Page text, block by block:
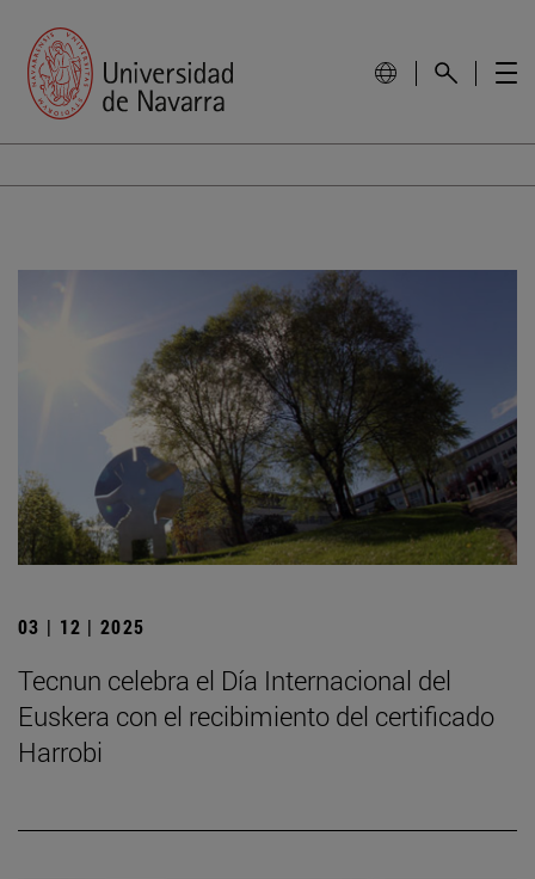
03 | 12 | 2025
Tecnun celebra el Día Internacional del
Euskera con el recibimiento del certificado
Harrobi